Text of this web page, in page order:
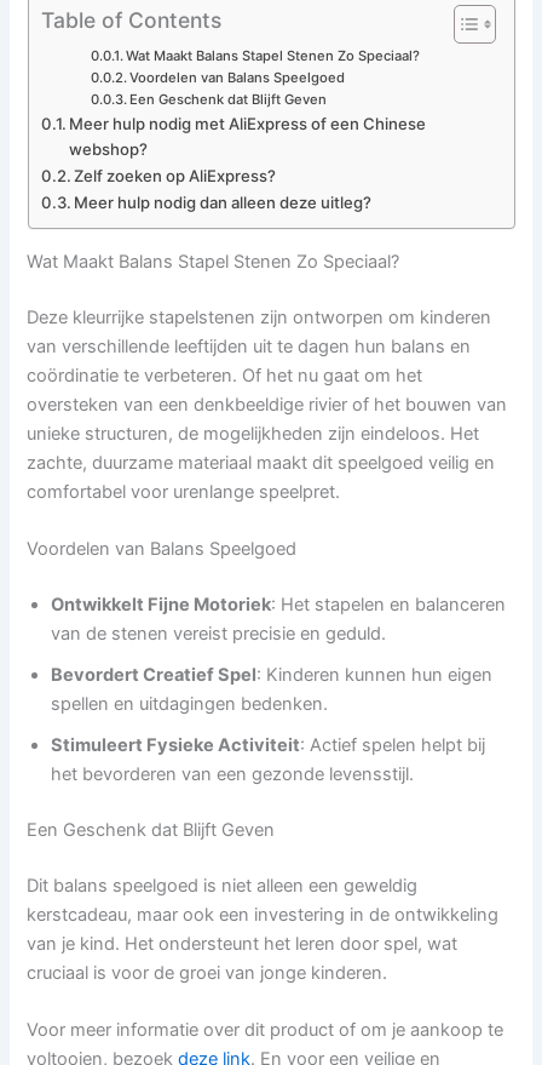
Table of Contents
Wat Maakt Balans Stapel Stenen Zo Speciaal?
Voordelen van Balans Speelgoed
Een Geschenk dat Blijft Geven
Meer hulp nodig met AliExpress of een Chinese
webshop?
Zelf zoeken op AliExpress?
Meer hulp nodig dan alleen deze uitleg?
Wat Maakt Balans Stapel Stenen Zo Speciaal?
Deze kleurrijke stapelstenen zijn ontworpen om kinderen
van verschillende leeftijden uit te dagen hun balans en
coördinatie te verbeteren. Of het nu gaat om het
oversteken van een denkbeeldige rivier of het bouwen van
unieke structuren, de mogelijkheden zijn eindeloos. Het
zachte, duurzame materiaal maakt dit speelgoed veilig en
comfortabel voor urenlange speelpret.
Voordelen van Balans Speelgoed
Ontwikkelt Fijne Motoriek: Het stapelen en balanceren
van de stenen vereist precisie en geduld.
Bevordert Creatief Spel: Kinderen kunnen hun eigen
spellen en uitdagingen bedenken.
Stimuleert Fysieke Activiteit: Actief spelen helpt bij
het bevorderen van een gezonde levensstijl.
Een Geschenk dat Blijft Geven
Dit balans speelgoed is niet alleen een geweldig
kerstcadeau, maar ook een investering in de ontwikkeling
van je kind. Het ondersteunt het leren door spel, wat
cruciaal is voor de groei van jonge kinderen.
Voor meer informatie over dit product of om je aankoop te
voltooien, bezoekdeze link. En voor een veilige en